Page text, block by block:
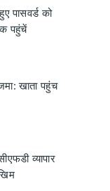
पासवर्ड को
पहुंचें
खाता पहुंच
व्यापार